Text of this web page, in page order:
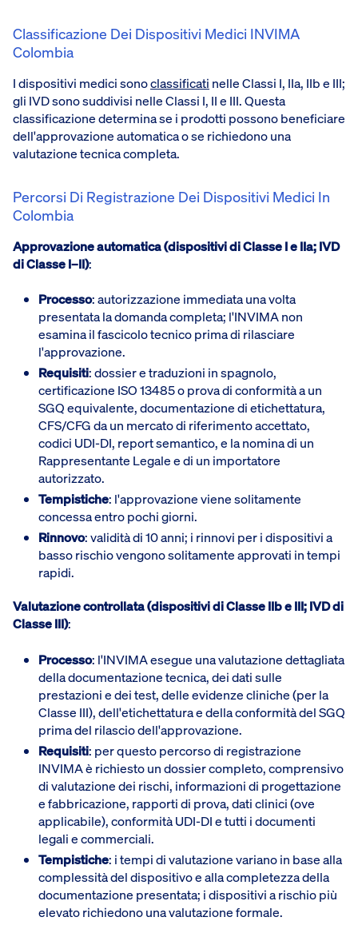
Classificazione Dei Dispositivi Medici INVIMA
Colombia
I dispositivi medici sonoclassificati nelle Classi I, IIa, IIb e III;
gli IVD sono suddivisi nelle Classi I, II e III. Questa
classificazione determina se i prodotti possono beneficiare
dell'approvazione automatica o se richiedono una
valutazione tecnica completa.
Percorsi Di Registrazione Dei Dispositivi Medici In
Colombia
Approvazione automatica (dispositivi di Classe I e IIa; IVD
di Classe I–II):
Processo: autorizzazione immediata una volta
presentata la domanda completa; l'INVIMA non
esamina il fascicolo tecnico prima di rilasciare
l'approvazione.
Requisiti: dossier e traduzioni in spagnolo,
certificazione ISO 13485 o prova di conformità a un
SGQ equivalente, documentazione di etichettatura,
CFS/CFG da un mercato di riferimento accettato,
codici UDI-DI, report semantico, e la nomina di un
Rappresentante Legale e di un importatore
autorizzato.
Tempistiche: l'approvazione viene solitamente
concessa entro pochi giorni.
Rinnovo: validità di 10 anni; i rinnovi per i dispositivi a
basso rischio vengono solitamente approvati in tempi
rapidi.
Valutazione controllata (dispositivi di Classe IIb e III; IVD di
Classe III):
Processo: l'INVIMA esegue una valutazione dettagliata
della documentazione tecnica, dei dati sulle
prestazioni e dei test, delle evidenze cliniche (per la
Classe III), dell'etichettatura e della conformità del SGQ
prima del rilascio dell'approvazione.
Requisiti: per questo percorso di registrazione
INVIMA è richiesto un dossier completo, comprensivo
di valutazione dei rischi, informazioni di progettazione
e fabbricazione, rapporti di prova, dati clinici (ove
applicabile), conformità UDI-DI e tutti i documenti
legali e commerciali.
Tempistiche: i tempi di valutazione variano in base alla
complessità del dispositivo e alla completezza della
documentazione presentata; i dispositivi a rischio più
elevato richiedono una valutazione formale.